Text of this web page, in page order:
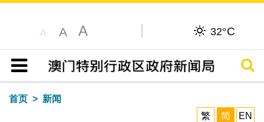
A A A 32°C
目录
搜寻
首页
新闻
繁
简 EN